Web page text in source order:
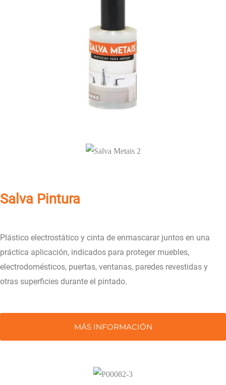
Salva Pintura
Plástico electrostático y cinta de enmascarar juntos en una
práctica aplicación, indicados para proteger muebles,
electrodomésticos, puertas, ventanas, paredes revestidas y
otras superficies durante el pintado.
MÁS INFORMACIÓN